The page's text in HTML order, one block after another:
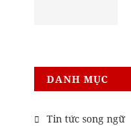
DANH MỤC
Tin tức song ngữ